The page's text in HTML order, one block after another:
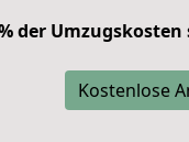
der Umzugskosten
Kostenlose